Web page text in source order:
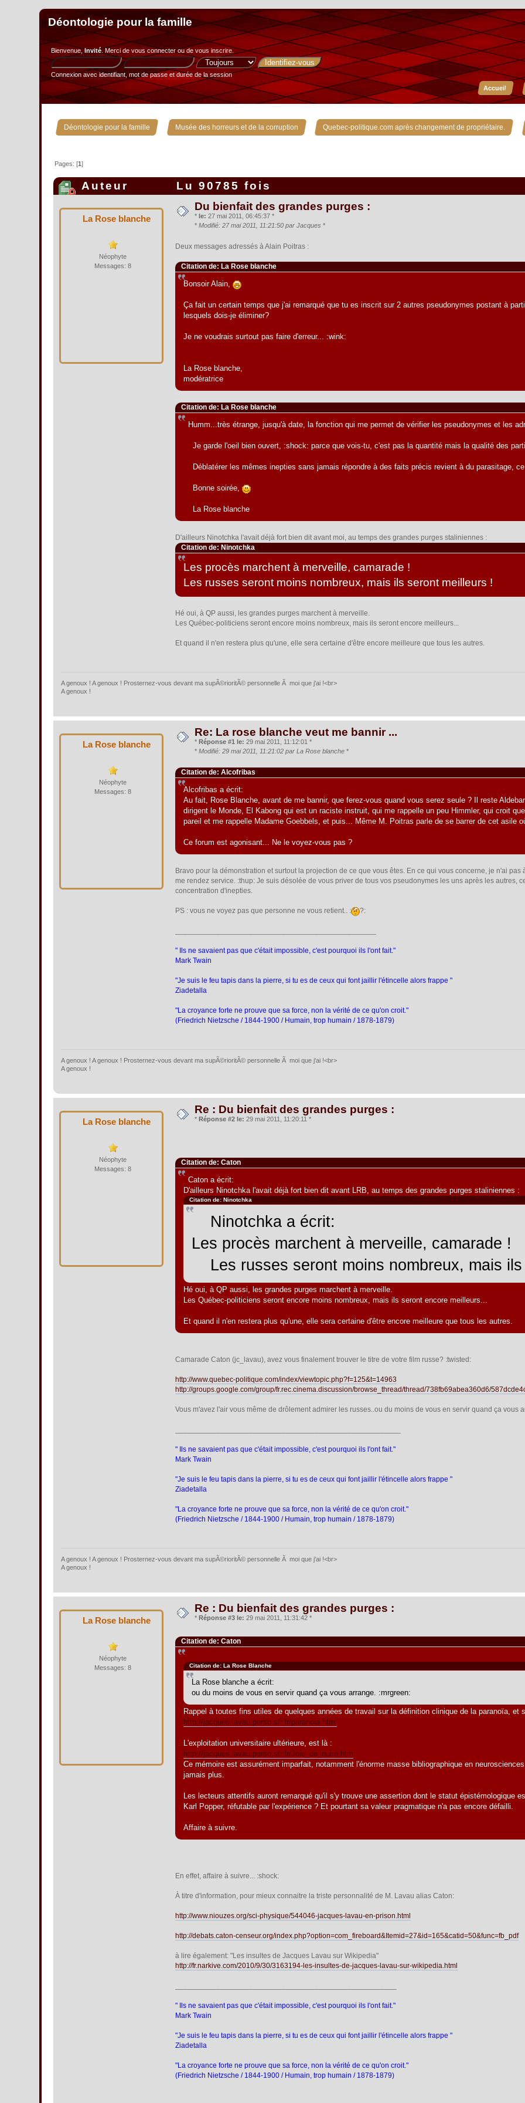
Déontologie pour la famille
Bienvenue,Invité. Merci devous connecterou devous inscrire.
Connexion avec identifiant, mot de passe et durée de la session
Accueil
Déontologie pour la famille » Musée des horreurs et de la corruption » Quebec-politique.com après changement de propriétaire. »
Pages: [1]
Auteur Lu 90785 fois
La Rose blanche
Néophyte
Messages: 8
Du bienfait des grandes purges :
* le: 27 mai 2011, 06:45:37 *
* Modifié: 27 mai 2011, 11:21:50 par Jacques *
Deux messages adressés à Alain Poitras :
Citation de: La Rose blanche
Bonsoir Alain,
Ça fait un certain temps que j'ai remarqué que tu es inscrit sur 2 autres pseudonymes postant à
lesquels dois-je éliminer?
Je ne voudrais surtout pas faire d'erreur... :wink:
La Rose blanche,
modératrice
Citation de: La Rose blanche
Humm...très étrange, jusqu'à date, la fonction qui me permet de vérifier les pseudonymes et les
Je garde l'oeil bien ouvert, :shock: parce que vois-tu, c'est pas la quantité mais la qualité des
Déblatérer les mêmes inepties sans jamais répondre à des faits précis revient à du parasitage,
Bonne soirée,
La Rose blanche
D'ailleurs Ninotchka l'avait déjà fort bien dit avant moi, au temps des grandes purges staliniennes :
Citation de: Ninotchka
Les procès marchent à merveille, camarade !
Les russes seront moins nombreux, mais ils seront meilleurs !
Hé oui, à QP aussi, les grandes purges marchent à merveille.
Les Québec-politiciens seront encore moins nombreux, mais ils seront encore meilleurs...
Et quand il n'en restera plus qu'une, elle sera certaine d'être encore meilleure que tous les autres.
A genoux ! A genoux ! Prosternez-vous devant ma supÃ©rioritÃ© personnelle Ã moi que j'ai !<br>
A genoux !
La Rose blanche
Néophyte
Messages: 8
Re: La rose blanche veut me bannir ...
* Réponse #1 le: 29 mai 2011, 11:12:01 *
* Modifié: 29 mai 2011, 11:21:02 par La Rose blanche*
Citation de: Alcofribas
Alcofribas a écrit:
Au fait, Rose Blanche, avant de me bannir, que ferez-vous quand vous serez seule ? Il reste
dirigent le Monde, El Kabong qui est un raciste instruit, qui me rappelle un peu Himmler, qui croit
pareil et me rappelle Madame Goebbels, et puis... Même M. Poitras parle de se barrer de cet asile
Ce forum est agonisant... Ne le voyez-vous pas ?
Bravo pour la démonstration et surtout la projection de ce que vous êtes. En ce qui vous concerne, je n'ai
me rendez service. :thup: Je suis désolée de vous priver de tous vos pseudonymes les uns après les autres,
concentration d'inepties.
PS : vous ne voyez pas que personne ne vous retient.. : ?:
" Ils ne savaient pas que c'était impossible, c'est pourquoi ils l'ont fait."
Mark Twain
"Je suis le feu tapis dans la pierre, si tu es de ceux qui font jaillir l'étincelle alors frappe "
Ziadetalla
"La croyance forte ne prouve que sa force, non la vérité de ce qu'on croit."
(Friedrich Nietzsche / 1844-1900 / Humain, trop humain / 1878-1879)
A genoux ! A genoux ! Prosternez-vous devant ma supÃ©rioritÃ© personnelle Ã moi que j'ai !<br>
A genoux !
La Rose blanche
Néophyte
Messages: 8
Re : Du bienfait des grandes purges :
* Réponse #2 le: 29 mai 2011, 11:20:11 *
Citation de: Caton
Caton a écrit:
D'ailleurs Ninotchka l'avait déjà fort bien dit avant LRB, au temps des grandes purges staliniennes :
Citation de: Ninotchka
Ninotchka a écrit:
Les procès marchent à merveille, camarade !
Les russes seront moins nombreux, mais ils
Hé oui, à QP aussi, les grandes purges marchent à merveille.
Les Québec-politiciens seront encore moins nombreux, mais ils seront encore meilleurs...
Et quand il n'en restera plus qu'une, elle sera certaine d'être encore meilleure que tous les autres.
Camarade Caton (jc_lavau), avez vous finalement trouver le titre de votre film russe? :twisted:
http://www.quebec-politique.com/index/viewtopic.php?f=125&t=14963
http://groups.google.com/group/fr.rec.cinema.discussion/browse_thread/thread/738fb69abea360d6/
Vous m'avez l'air vous même de drôlement admirer les russes..ou du moins de vous en servir quand ça vous
" Ils ne savaient pas que c'était impossible, c'est pourquoi ils l'ont fait."
Mark Twain
"Je suis le feu tapis dans la pierre, si tu es de ceux qui font jaillir l'étincelle alors frappe "
Ziadetalla
"La croyance forte ne prouve que sa force, non la vérité de ce qu'on croit."
(Friedrich Nietzsche / 1844-1900 / Humain, trop humain / 1878-1879)
A genoux ! A genoux ! Prosternez-vous devant ma supÃ©rioritÃ© personnelle Ã moi que j'ai !<br>
A genoux !
La Rose blanche
Néophyte
Messages: 8
Re : Du bienfait des grandes purges :
* Réponse #3 le: 29 mai 2011, 11:31:42 *
Citation de: Caton
Citation de: La Rose Blanche
La Rose blanche a écrit:
ou du moins de vous en servir quand ça vous arrange. :mrgreen:
Rappel à toutes fins utiles de quelques années de travail sur la définition clinique de la paranoïa, et
http://jacques.lavau.perso.sfr.fr/paranoia.html
L'exploitation universitaire ultérieure, est là :
http://jacques.lavau.perso.sfr.fr/Joie_de_nuire.htm
Ce mémoire est assurément imparfait, notamment l'énorme masse bibliographique en
jamais plus.
Les lecteurs attentifs auront remarqué qu'il s'y trouve une assertion dont le statut épistémologique
Karl Popper, réfutable par l'expérience ? Et pourtant sa valeur pragmatique n'a pas encore défailli.
Affaire à suivre.
En effet, affaire à suivre... :shock:
À titre d'information, pour mieux connaitre la triste personnalité de M. Lavau alias Caton:
http://www.niouzes.org/sci-physique/544046-jacques-lavau-en-prison.html
http://debats.caton-censeur.org/index.php?option=com_fireboard&Itemid=27&id=165&catid=50&func=fb_pdf
à lire également: "Les insultes de Jacques Lavau sur Wikipedia"
http://fr.narkive.com/2010/9/30/3163194-les-insultes-de-jacques-lavau-sur-wikipedia.html
" Ils ne savaient pas que c'était impossible, c'est pourquoi ils l'ont fait."
Mark Twain
"Je suis le feu tapis dans la pierre, si tu es de ceux qui font jaillir l'étincelle alors frappe "
Ziadetalla
"La croyance forte ne prouve que sa force, non la vérité de ce qu'on croit."
(Friedrich Nietzsche / 1844-1900 / Humain, trop humain / 1878-1879)